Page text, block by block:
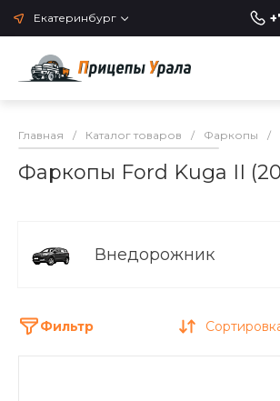
Екатеринбург
Главная / Каталог товаров / Фаркопы /
Фаркопы Ford Kuga II
Внедорожник
Фильтр